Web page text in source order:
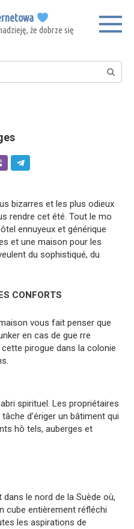
że dobrze się
bizarres et les plus odieux
rendre cet été. Tout le mo
ennuyeux et générique
et une maison pour les
du sophistiqué, du
CONFORTS
vous fait penser que
en cas de gue rre
pirogue dans la colonie
spirituel. Les propriétaires
d’ériger un bâtiment qui
hô tels, auberges et
le nord de la Suède où,
cube entièrement réfléchi
les aspirations de